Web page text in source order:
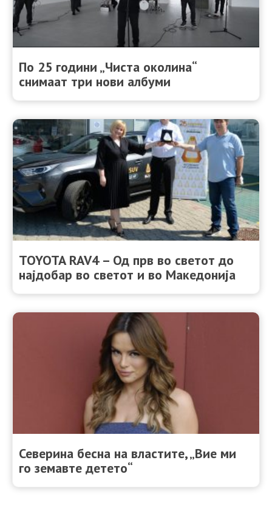
По 25 години „Чиста околина“
снимаат три нови албуми
TOYOTA RAV4 – Од прв во светот до
најдобар во светот и во Македонија
Северина бесна на властите, „Вие ми
го земавте детето“